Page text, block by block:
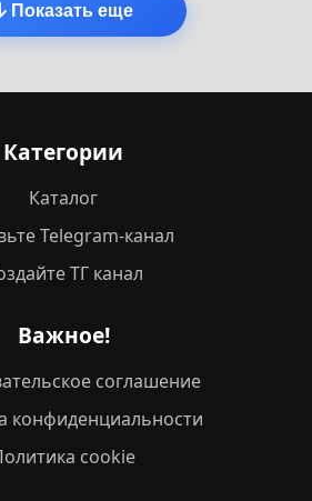
Показать еще
Категории
Каталог
Telegram-канал
ТГ канал
Важное!
соглашение
конфиденциальности
cookie